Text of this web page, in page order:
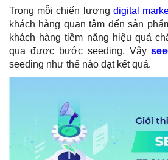
Trong mỗi chiến lượng digital
khách hàng quan tâm đến sản
khách hàng tiềm năng hiệu quả
qua được bước seeding. Vậy
seeding như thế nào đạt kết quả.